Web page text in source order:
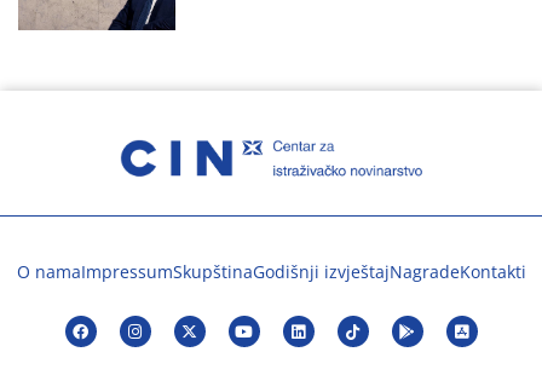
O namaImpressumSkupštinaGodišnji izvještajNagradeKontakti